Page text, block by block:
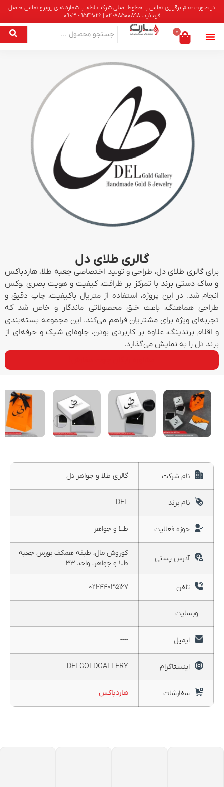
در صورت عدم برقراری تماس با خطوط اصلی شرکت لطفا با شماره های روبرو تماس حاصل
فرمائید. 88500898-021 | 9542026 - 0903
0
گالری طلای دل
برایگالری طلای دل، طراحی و تولید اختصاصیجعبه طلا، هاردباکس
و ساک دستی برند با تمرکز بر ظرافت، کیفیت و هویت بصری لوکس
انجام شد. در این پروژه، استفاده از متریال باکیفیت، چاپ دقیق و
طراحی هماهنگ، باعث خلق محصولاتی ماندگار و خاص شد که
تجربه‌ای ویژه برای مشتریان فراهم می‌کند. این مجموعه بسته‌بندی
و اقلام برندینگ، علاوه بر کاربردی بودن، جلوه‌ای شیک و حرفه‌ای از
برند دل را به نمایش می‌گذارد.
نام شرکت گالری طلا و جواهر دل
نام برند DEL
حوزه فعالیت طلا و جواهر
آدرس پستی
کوروش مال، طبقه همکف بورس جعبه
طلا و جواهر، واحد ۳۳
تلفن ۰۲۱-۴۴۰۳۵۱۶۷
وبسایت ----
ایمیل ----
اینستاگرام DELGOLDGALLERY
سفارشات هاردباکس